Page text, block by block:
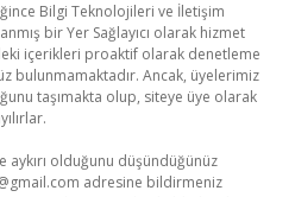
Bilgi Teknolojileri ve İletişim
bir Yer Sağlayıcı olarak hizmet
içerikleri proaktif olarak denetleme
bulunmamaktadır. Ancak, üyelerimiz
taşımakta olup, siteye üye olarak
aykırı olduğunu düşündüğünüz
adresine bildirmeniz